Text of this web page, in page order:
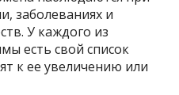
заболеваниях и
У каждого из
есть свой список
к ее увеличению или